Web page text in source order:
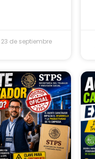
23 de septiembre